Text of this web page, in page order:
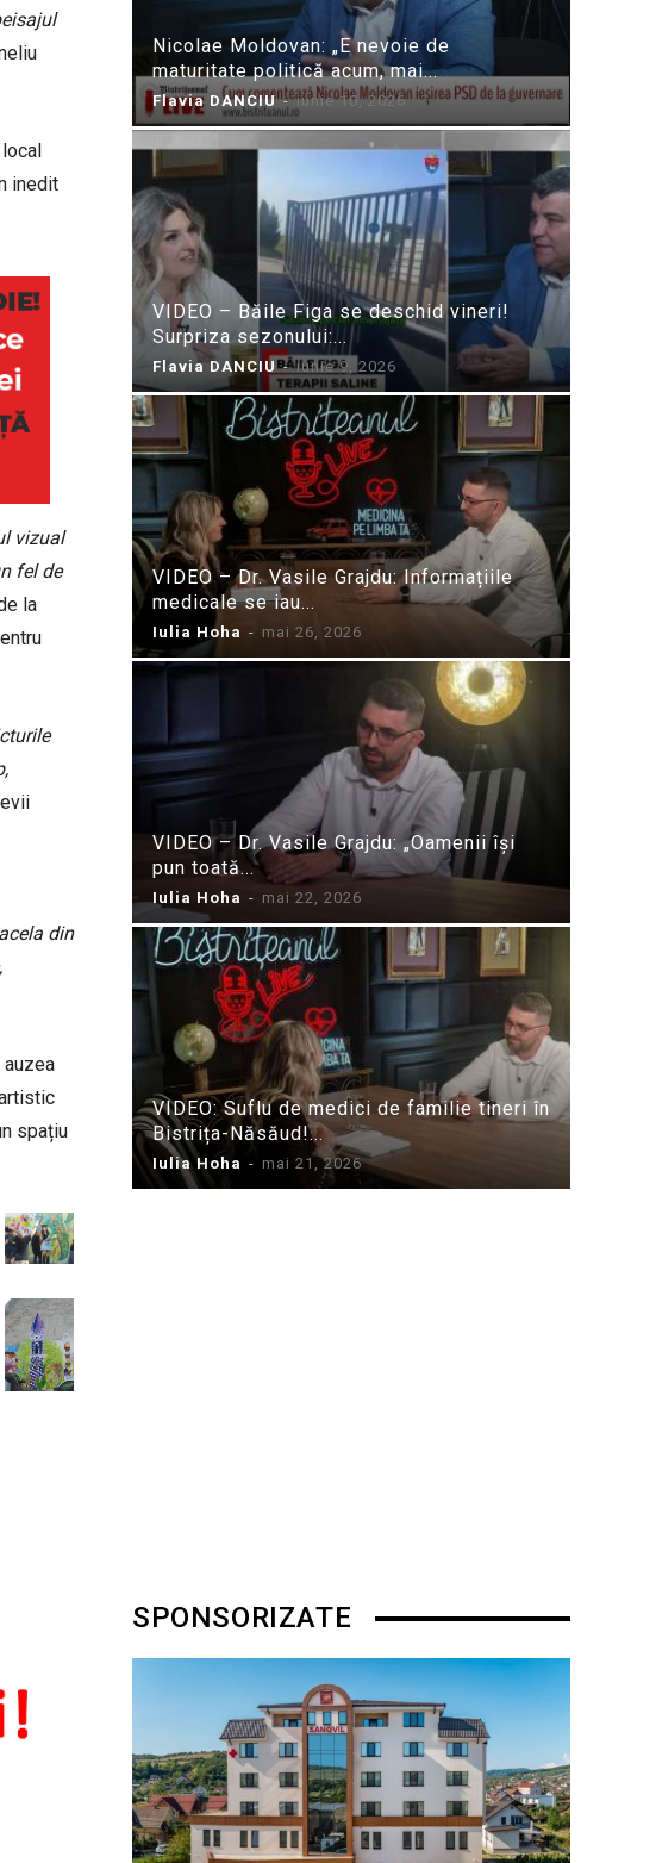
inedit
vizual
fel de
la
din
auzea
spațiu
Nicolae Moldovan: „E nevoie de
maturitate politică acum, mai...
Flavia DANCIU - iunie 10, 2026
VIDEO – Băile Figa se deschid vineri!
Surpriza sezonului:...
Flavia DANCIU - iunie 9, 2026
VIDEO – Dr. Vasile Grajdu: Informațiile
medicale se iau...
Iulia Hoha - mai 26, 2026
VIDEO – Dr. Vasile Grajdu: „Oamenii își
pun toată...
Iulia Hoha - mai 22, 2026
VIDEO: Suflu de medici de familie tineri în
Bistrița-Năsăud!...
Iulia Hoha - mai 21, 2026
SPONSORIZATE